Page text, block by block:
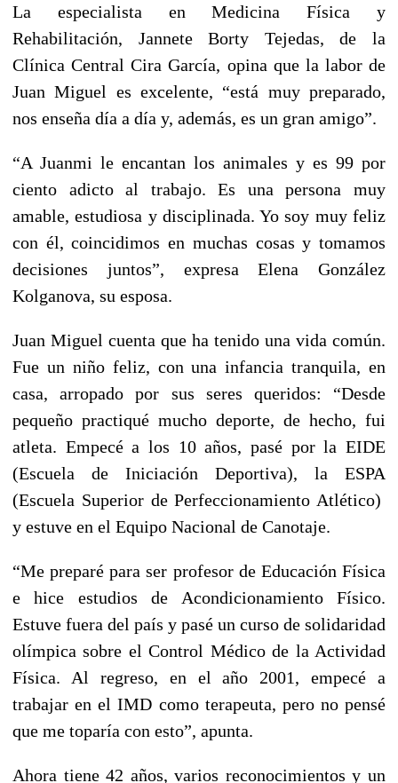
La especialista en Medicina Física y
Rehabilitación, Jannete Borty Tejedas, de la
Clínica Central Cira García, opina que la labor de
Juan Miguel es excelente, “está muy preparado,
nos enseña día a día y, además, es un gran amigo”.
“A Juanmi le encantan los animales y es 99 por
ciento adicto al trabajo. Es una persona muy
amable, estudiosa y disciplinada. Yo soy muy feliz
con él, coincidimos en muchas cosas y tomamos
decisiones juntos”, expresa Elena González
Kolganova, su esposa.
Juan Miguel cuenta que ha tenido una vida común.
Fue un niño feliz, con una infancia tranquila, en
casa, arropado por sus seres queridos: “Desde
pequeño practiqué mucho deporte, de hecho, fui
atleta. Empecé a los 10 años, pasé por la EIDE
(Escuela de Iniciación Deportiva), la ESPA
(Escuela Superior de Perfeccionamiento Atlético)
y estuve en el Equipo Nacional de Canotaje.
“Me preparé para ser profesor de Educación Física
e hice estudios de Acondicionamiento Físico.
Estuve fuera del país y pasé un curso de solidaridad
olímpica sobre el Control Médico de la Actividad
Física. Al regreso, en el año 2001, empecé a
trabajar en el IMD como terapeuta, pero no pensé
que me toparía con esto”, apunta.
Ahora tiene 42 años, varios reconocimientos y un